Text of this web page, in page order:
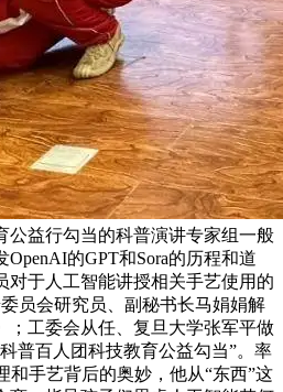
公益行勾当的科普演讲专家组一般
的GPT和Sora的历程和道
对于人工智能讲授相关手艺使用的
员会研究员、副秘书长马娟娟解
；工委会从任、复旦大学张军平做
普百人团科技教育公益勾当”。率
和手艺背后的奥妙，他从“东西”这